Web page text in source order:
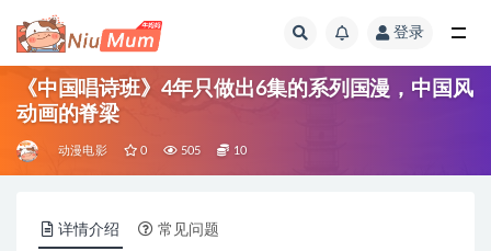
登录
《中国唱诗班》4年只做出6集的系列国漫，中国风
动画的脊梁
动漫电影 0 505 10
详情介绍 常见问题